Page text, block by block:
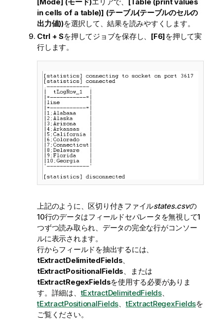
in cells of a table)] (テーブル(テーブルのセルの
出力値))を選択して、結果を読みやすくします。
Ctrl + Sを押してジョブを保存し、 [F6]を押して実
行します。
上記のように、区切り付きファイルstates.csvの
10行のデータはフィールドセパレータを無視して1
つずつ読み取られ、データの完全な行がコンソー
ルに表示されます。
行からフィールドを抽出するには、
tExtractDelimitedFields、
tExtractPositionalFields、または
tExtractRegexFieldsを使用する必要がありま
す。詳細は、tExtractDelimitedFields、
tExtractPositionalFields、tExtractRegexFieldsを
ご覧ください。